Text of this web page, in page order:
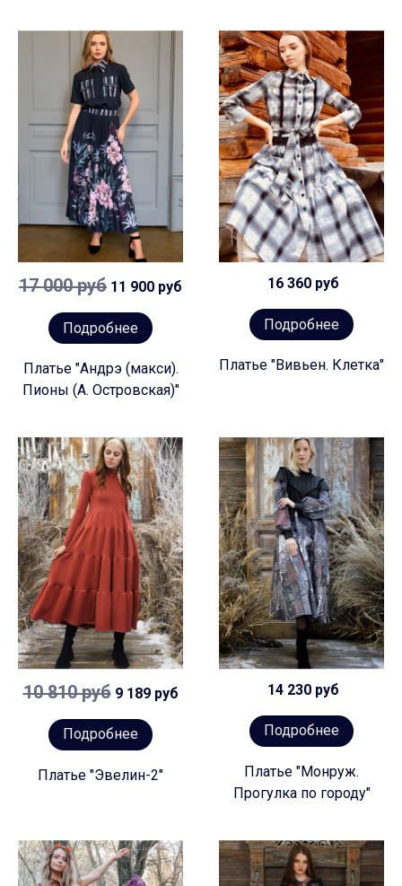
17 000 руб 11 900 руб
Подробнее
Платье "Андрэ (макси).
Пионы (А. Островская)"
16 360 руб
Подробнее
Платье "Вивьен. Клетка"
10 810 руб9 189 руб
Подробнее
Платье "Эвелин-2"
14 230 руб
Подробнее
Платье "Монруж.
Прогулка по городу"